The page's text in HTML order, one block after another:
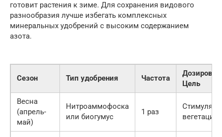
готовит растения к зиме. Для сохранения видового
разнообразия лучше избегать комплексных
минеральных удобрений с высоким содержанием
азота.
Сезон Тип удобрения Частота
Цель
Весна
(апрель-
май)
Нитроаммофоска
или биогумус
1 раз
вегетации